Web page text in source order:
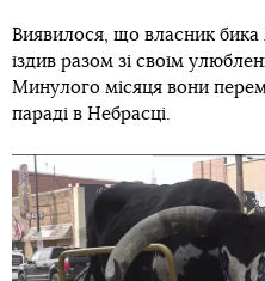
Виявилося, що власник
їздив разом зі своїм
Минулого місяця вони
параді в Небрасці.